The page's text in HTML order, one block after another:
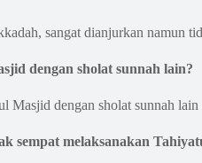
sangat dianjurkan namun
dengan sholat sunnah lain?
Masjid dengan sholat sunnah
sempat melaksanakan